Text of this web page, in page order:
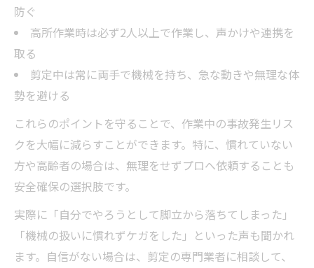
防ぐ
高所作業時は必ず2人以上で作業し、声かけや連携を
取る
剪定中は常に両手で機械を持ち、急な動きや無理な体
勢を避ける
これらのポイントを守ることで、作業中の事故発生リス
クを大幅に減らすことができます。特に、慣れていない
方や高齢者の場合は、無理をせずプロへ依頼することも
安全確保の選択肢です。
実際に「自分でやろうとして脚立から落ちてしまった」
「機械の扱いに慣れずケガをした」といった声も聞かれ
ます。自信がない場合は、剪定の専門業者に相談して、